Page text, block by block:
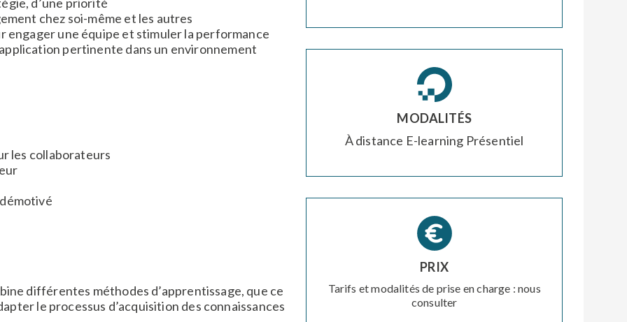
chez soi-même et les autres
une équipe et stimuler la performance
pertinente dans un environnement
les collaborateurs
différentes méthodes d’apprentissage, que ce
le processus d’acquisition des connaissances
MODALITÉS
À distance E-learning Présentiel
PRIX
Tarifs et modalités de prise en charge : nous
consulter